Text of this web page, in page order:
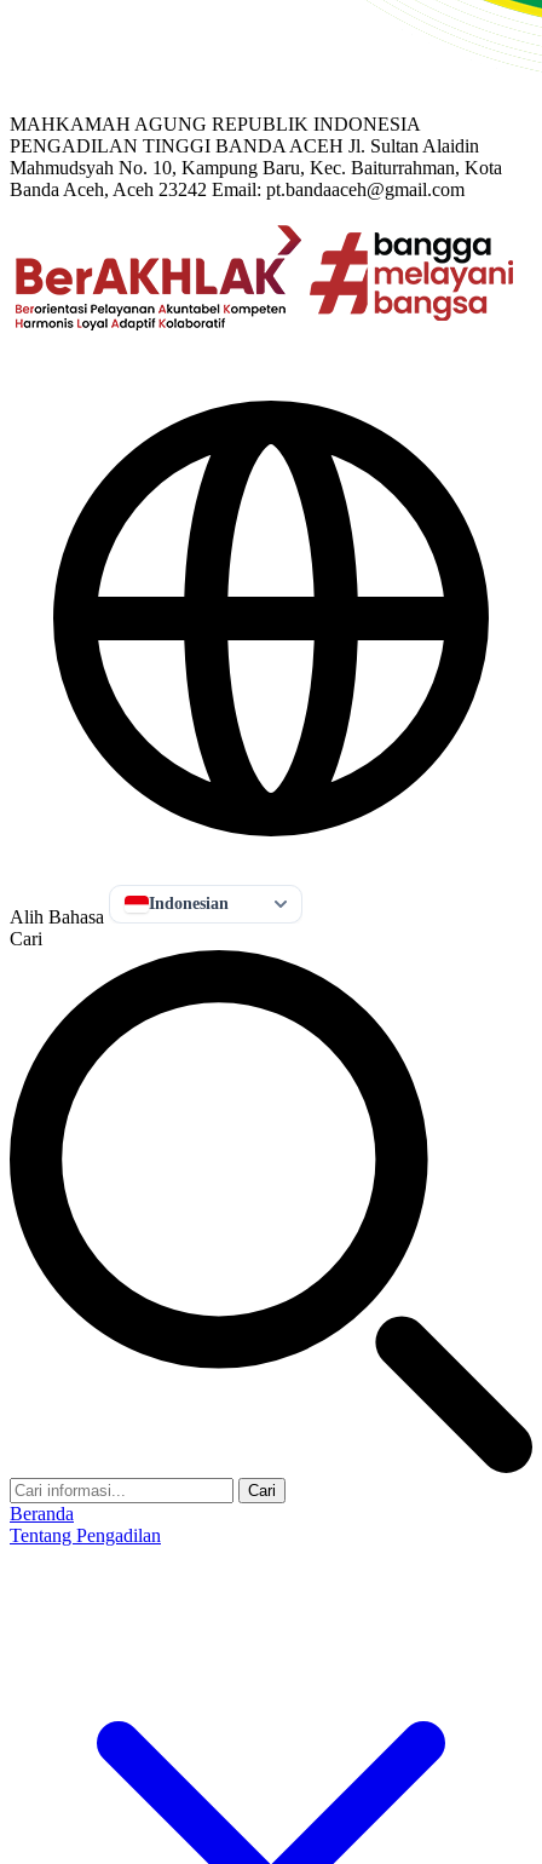
MAHKAMAH AGUNG REPUBLIK INDONESIA
PENGADILAN TINGGI BANDA ACEH Jl. Sultan Alaidin
Mahmudsyah No. 10, Kampung Baru, Kec. Baiturrahman, Kota
Banda Aceh, Aceh 23242 Email: pt.bandaaceh@gmail.com
Alih Bahasa
Indonesian
Cari
Cari
Beranda
Tentang Pengadilan